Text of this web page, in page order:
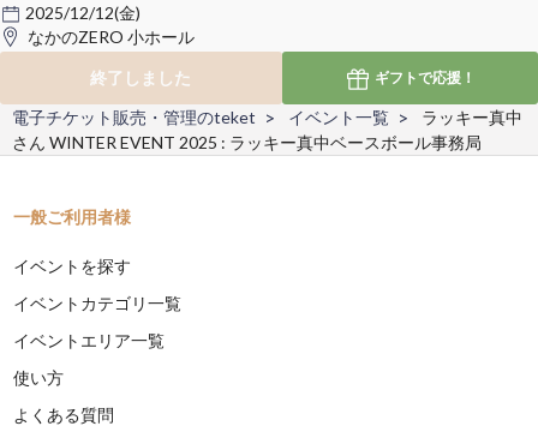
2025/12/12(金)
なかのZERO 小ホール
終了しました
ギフトで応援！
電子チケット販売・管理のteket イベント一覧
ラッキー真中
さん WINTER EVENT 2025 : ラッキー真中ベースボール事務局
一般ご利用者様
イベントを探す
イベントカテゴリ一覧
イベントエリア一覧
使い方
よくある質問